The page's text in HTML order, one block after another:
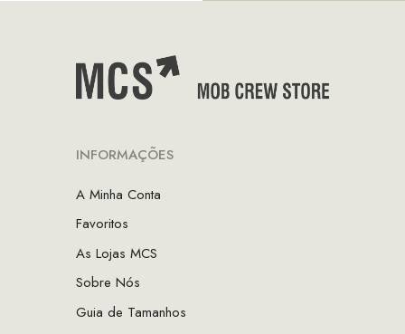
INFORMAÇÕES
A Minha Conta
Favoritos
As Lojas MCS
Sobre Nós
Guia de Tamanhos